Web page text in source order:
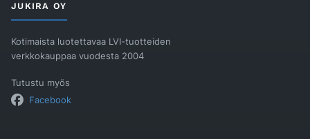
JUKIRA OY
Kotimaista luotettavaa LVI-tuotteiden
verkkokauppaa vuodesta 2004
Tutustu myös
Facebook